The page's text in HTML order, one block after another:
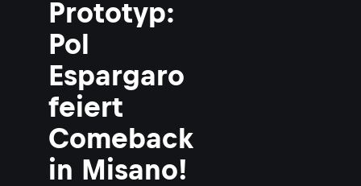
Prototyp:
Pol
Espargaro
feiert
Comeback
in Misano!